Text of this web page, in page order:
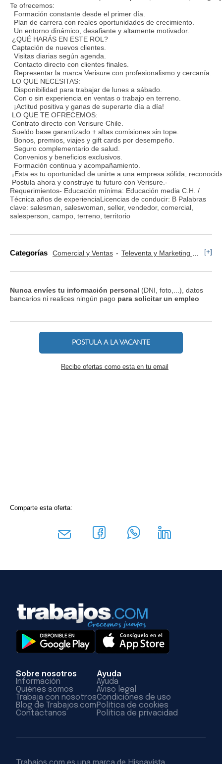
Te ofrecemos:
Formación constante desde el primer día.
Plan de carrera con reales oportunidades de crecimiento.
Un entorno dinámico, desafiante y altamente motivador.
¿QUÉ HARÁS EN ESTE ROL?
Captación de nuevos clientes.
Visitas diarias según agenda.
Contacto directo con clientes finales.
Representar la marca Verisure con profesionalismo y cercanía.
LO QUE NECESITAS:
Disponibilidad para trabajar de lunes a sábado.
Con o sin experiencia en ventas o trabajo en terreno.
¡Actitud positiva y ganas de superarte día a día!
LO QUE TE OFRECEMOS:
Contrato directo con Verisure Chile.
Sueldo base garantizado + altas comisiones sin tope.
Bonos, premios, viajes y gift cards por desempeño.
Seguro complementario de salud.
Convenios y beneficios exclusivos.
Formación continua y acompañamiento.
¡Esta es tu oportunidad de unirte a una empresa sólida,
Postula ahora y construye tu futuro con Verisure.-
Requerimientos- Educación mínima: Educación media C.H. /
Técnica años de experienciaLicencias de conducir: B Palabras
clave: salesman, saleswoman, seller, vendedor, comercial,
salesperson, campo, terreno, territorio
Categorías Comercial y Ventas Televenta y Marketing Telefónico [+]
Nunca envíes tu información personal (DNI, foto,...), datos
bancarios ni realices ningún pago para solicitar un empleo
POSTULA A LA VACANTE
Recibe ofertas como esta en tu email
Comparte esta oferta:
Sobre nosotros
Información
Quiénes somos
Trabaja con nosotros
Blog de Trabajos.com
Contáctanos
Ayuda
Ayuda
Aviso legal
Condiciones de uso
Política de cookies
Política de privacidad